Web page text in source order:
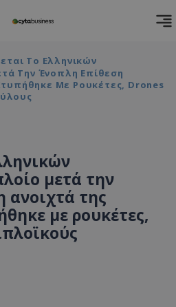
Το Ελληνικών
Την Ένοπλη Επίθεση
Με Ρουκέτες, Drones
μετά την
ανοιχτά της
με ρουκέτες,